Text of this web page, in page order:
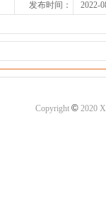
发布时间：
2022-
Copyright ©2020